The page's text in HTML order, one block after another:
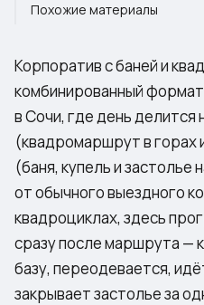
Похожие материалы
Корпоратив с баней и
комбинированный
в Сочи, где день делится
(квадромаршрут в горах
(баня, купель и застолье
от обычного выездного
квадроциклах, здесь
сразу после маршрута —
базу, переодевается,
закрывает застолье за